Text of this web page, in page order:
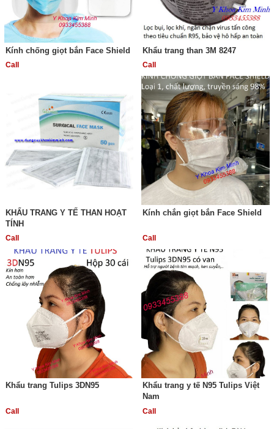
Kính chống giọt bắn Face Shield
Call
Khẩu trang than 3M 8247
Call
KHẨU TRANG Y TẾ THAN HOẠT
TÍNH
Call
Kính chắn giọt bắn Face Shield
Call
Khẩu trang Tulips 3DN95
Call
Khẩu trang y tế N95 Tulips Việt
Nam
Call